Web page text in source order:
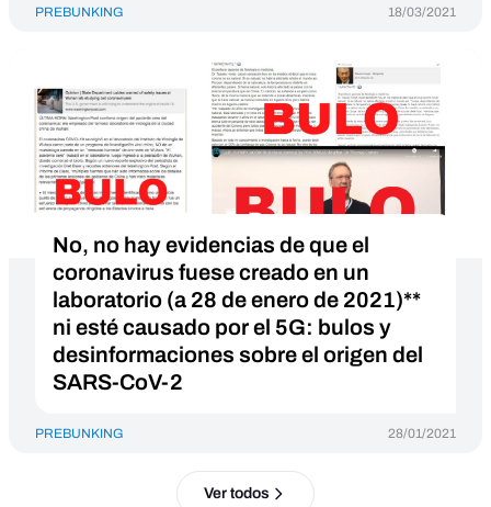
PREBUNKING 18/03/2021
No, no hay evidencias de que el
coronavirus fuese creado en un
laboratorio (a 28 de enero de 2021)**
ni esté causado por el 5G: bulos y
desinformaciones sobre el origen del
SARS-CoV-2
PREBUNKING 28/01/2021
Ver todos